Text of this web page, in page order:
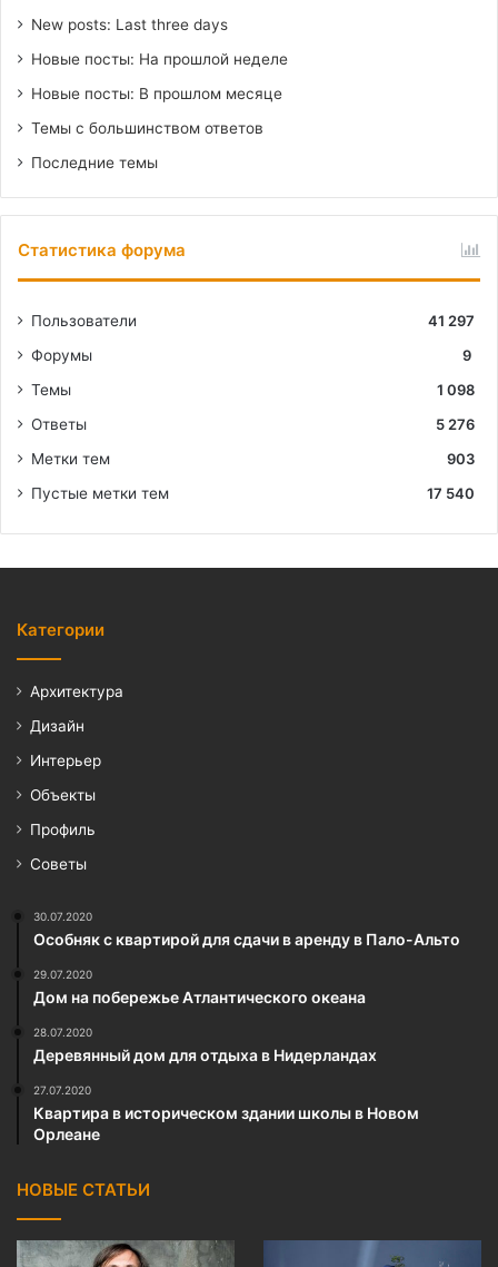
New posts: Last three days
Новые посты: На прошлой неделе
Новые посты: В прошлом месяце
Темы с большинством ответов
Последние темы
Статистика форума
Пользователи
41 297
Форумы
9
Темы
1 098
Ответы
5 276
Метки тем
903
Пустые метки тем
17 540
Категории
Архитектура
Дизайн
Интерьер
Объекты
Профиль
Советы
30.07.2020
Особняк с квартирой для сдачи в аренду в Пало-Альто
29.07.2020
Дом на побережье Атлантического океана
28.07.2020
Деревянный дом для отдыха в Нидерландах
27.07.2020
Квартира в историческом здании школы в Новом
Орлеане
НОВЫЕ СТАТЬИ